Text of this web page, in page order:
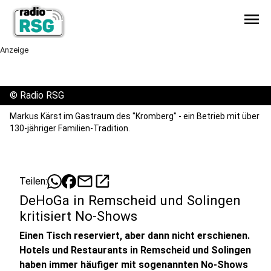
menu
Anzeige
© Radio RSG
Markus Kärst im Gastraum des "Kromberg" - ein Betrieb mit über
130-jähriger Familien-Tradition.
Teilen: mailopen_in_new
DeHoGa in Remscheid und Solingen
kritisiert No-Shows
Einen Tisch reserviert, aber dann nicht erschienen.
Hotels und Restaurants in Remscheid und Solingen
haben immer häufiger mit sogenannten No-Shows